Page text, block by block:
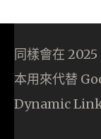
同樣會在
本用來代替
Dynamic